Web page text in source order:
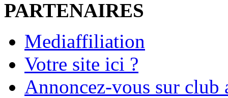
PARTENAIRES
Mediaffiliation
Votre site ici ?
Annoncez-vous sur